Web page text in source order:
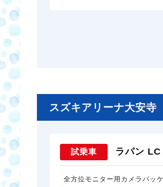
スズキアリーナ大安寺
試乗車 ラパン
全方位モニター用カメラパッ